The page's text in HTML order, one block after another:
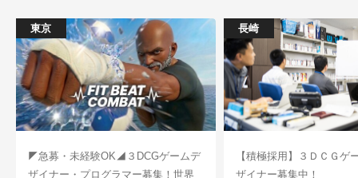
東京
◤急募・未経験OK◢３DCGゲームデ
ザイナー・プログラマー募集！世界
長崎
【積極採用】３ＤＣＧゲ
ザイナー募集中！